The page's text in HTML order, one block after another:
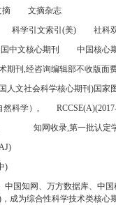
摘
文摘杂志
科学引文索引(美)
社科
中文核心期刊
中国核心
期刊,经咨询编辑部不收版面
人文社会科学核心期刊)国家
然科学）,
知网收录,第一批认定
)
国知网、万方数据库、中国
成为综合性科学技术类核心期